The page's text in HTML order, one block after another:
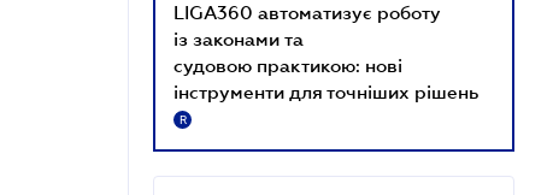
LIGA360 автоматизує роботу
із законами та
судовою практикою: нові
інструменти для точніших рішень
R